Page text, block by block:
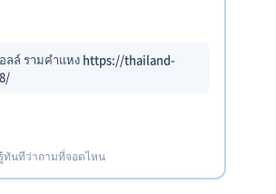
ลล์ รามคำแหง https://thailand-
ทันทีว่าถามที่จอดไหน